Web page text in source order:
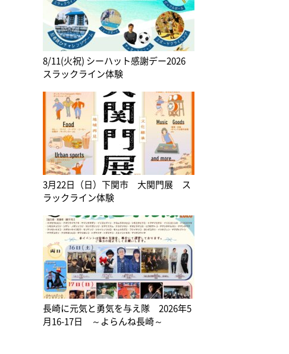
8/11(火祝) シーハット感謝デー2026
スラックライン体験
3月22日（日）下関市 大関門展 ス
ラックライン体験
長崎に元気と勇気を与え隊 2026年5
月16-17日 ～よらんね長崎～